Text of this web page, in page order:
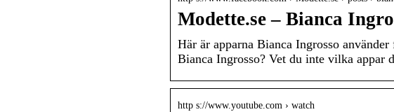
Modette.se – Bianca
Här är apparna Bianca Ingrosso
Bianca Ingrosso? Vet du inte vilka appar
http s://www.youtube.com › watch